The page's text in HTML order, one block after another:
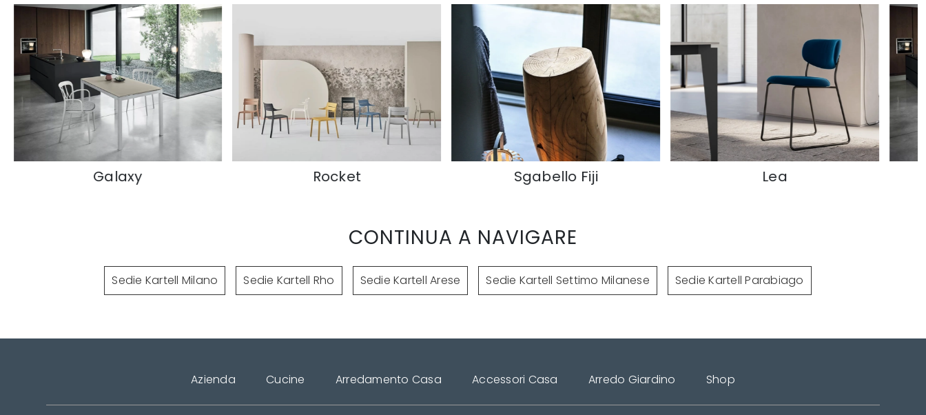
CONTINUA A NAVIGARE
Sedie Kartell Milano Sedie Kartell Rho Sedie Kartell Arese Sedie Kartell Settimo Milanese Sedie Kartell Parabiago
Azienda Cucine Arredamento Casa Accessori Casa Arredo Giardino Shop